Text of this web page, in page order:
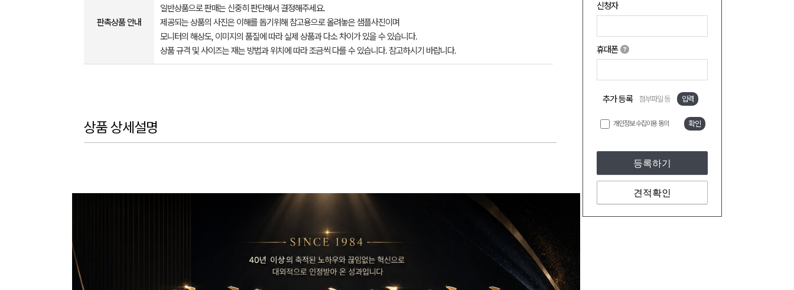
신청자
휴대폰
추가 등록 첨부파일 등 입력
개인정보 수집이용 동의 확인
등록하기
견적확인
판촉상품 안내
일반상품으로 판매는 신중히 판단해서 결정해주세요.
제공되는 상품의 사진은 이해를 돕기위해 참고용으로 올려놓은 샘플사진이며
모니터의 해상도, 이미지의 품질에 따라 실제 상품과 다소 차이가 있을 수 있습니다.
상품 규격 및 사이즈는 재는 방법과 위치에 따라 조금씩 다를 수 있습니다. 참고하시기 바랍니다.
상품 상세설명